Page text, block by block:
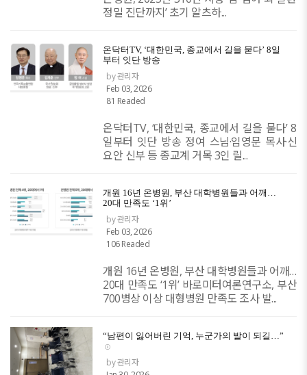
정밀 진단까지’ 초기 알츠하...
온닥터TV, ‘대한민국, 종교에서 길을 묻다’ 8일
부터 잇단 방송
by 관리자
Feb 03, 2026
81 Readed
온닥터TV, ‘대한민국, 종교에서 길을 묻다’ 8
일부터 잇단 방송 정여 스님·임영문 목사·신
요안 신부 등 종교계 거목 3인 릴...
개원 16년 온병원, 부산 대학병원들과 어깨…
20대 만족도 ‘1위’
by 관리자
Feb 03, 2026
106 Readed
개원 16년 온병원, 부산 대학병원들과 어깨…
20대 만족도 ‘1위’ 바로미터여론연구소, 부산
700병상 이상 대형병원 만족도 조사 발...
“남편이 잃어버린 기억, 누군가의 발이 되길…”
by 관리자